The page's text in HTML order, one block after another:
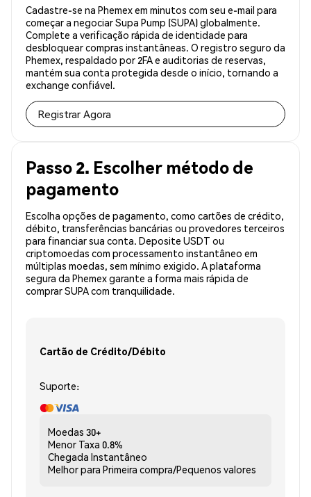
Cadastre-se na Phemex em minutos com seu e-mail para
começar a negociar Supa Pump (SUPA) globalmente.
Complete a verificação rápida de identidade para
desbloquear compras instantâneas. O registro seguro da
Phemex, respaldado por 2FA e auditorias de reservas,
mantém sua conta protegida desde o início, tornando a
exchange confiável.
Registrar Agora
Passo 2. Escolher método de
pagamento
Escolha opções de pagamento, como cartões de crédito,
débito, transferências bancárias ou provedores terceiros
para financiar sua conta. Deposite USDT ou
criptomoedas com processamento instantâneo em
múltiplas moedas, sem mínimo exigido. A plataforma
segura da Phemex garante a forma mais rápida de
comprar SUPA com tranquilidade.
Cartão de Crédito/Débito
Suporte:
Moedas 30+
Menor Taxa 0.8%
Chegada Instantâneo
Melhor para Primeira compra/Pequenos valores